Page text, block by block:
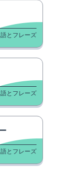
とフレーズ
とフレーズ
とフレーズ